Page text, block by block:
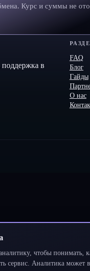
чтобы понимать,
сервис. Аналитика может
Курс и суммы не
в
FAQ
Блог
Гайды
О нас